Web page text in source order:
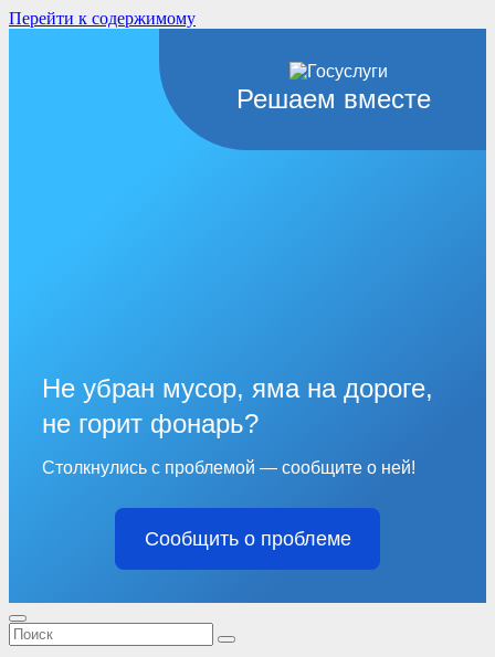
Перейти к содержимому
Решаем вместе
Не убран мусор, яма на дороге,
не горит фонарь?
Столкнулись с проблемой — сообщите о ней!
Сообщить о проблеме